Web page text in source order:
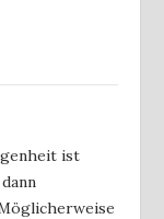
ist